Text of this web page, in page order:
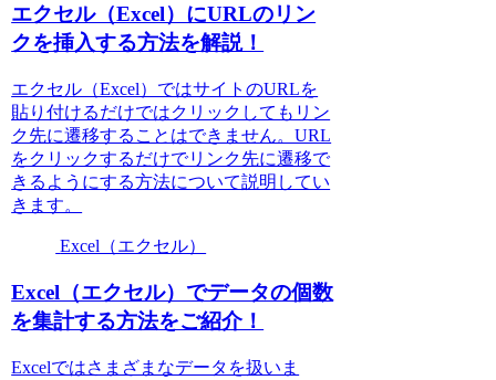
エクセル（Excel）にURLのリン
クを挿入する方法を解説！
エクセル（Excel）ではサイトのURLを
貼り付けるだけではクリックしてもリン
ク先に遷移することはできません。URL
をクリックするだけでリンク先に遷移で
きるようにする方法について説明してい
きます。
Excel（エクセル）
Excel（エクセル）でデータの個数
を集計する方法をご紹介！
Excelではさまざまなデータを扱いま